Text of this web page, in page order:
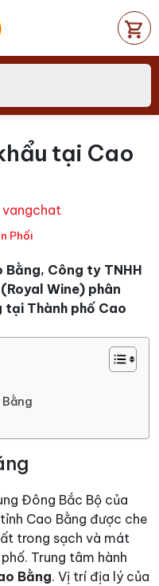
tại Cao
vangchat
Phối
Bằng, Công ty TNHH
Wine) phân
tại Thành phố Cao
Đông Bắc Bộ của
Cao Bằng được che
trong sạch và mát
Trung tâm hành
Bằng. Vị trí địa lý của